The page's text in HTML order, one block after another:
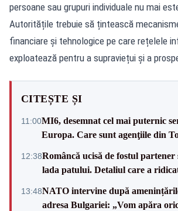
persoane sau grupuri individuale nu mai
Autoritățile trebuie să țintească
financiare și tehnologice pe care rețelele
exploatează pentru a supraviețui și a
CITEȘTE ȘI
11:00MI6, desemnat cel mai puternic
Europa. Care sunt agenţiile din
12:38Româncă ucisă de fostul partener
lada patului. Detaliul care a
13:48NATO intervine după
adresa Bulgariei: „Vom apăra